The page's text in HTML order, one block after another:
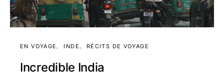
EN VOYAGE INDE RÉCITS DE VOYAGE
Incredible India